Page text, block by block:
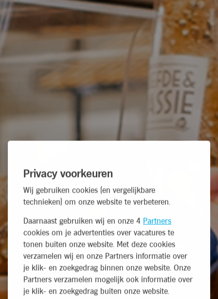
Privacy voorkeuren
Wij gebruiken cookies (en vergelijkbare
technieken) om onze website te verbeteren.
Daarnaast gebruiken wij en onze 4 Partners
cookies om je advertenties over vacatures te
tonen buiten onze website. Met deze cookies
verzamelen wij en onze Partners informatie over
je klik- en zoekgedrag binnen onze website. Onze
Partners verzamelen mogelijk ook informatie over
je klik- en zoekgedrag buiten onze website.